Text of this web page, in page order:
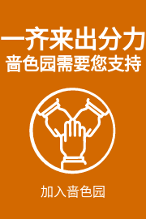
一齐来出分力
啬色园需要您支持
加入啬色园